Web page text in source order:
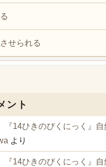
せられる
ント
『14ひきのぴくにっく』
より
『14ひきのぴくにっく』